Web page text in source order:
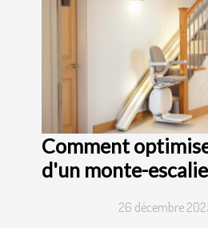
Comment
d'un monte-
26 décembre